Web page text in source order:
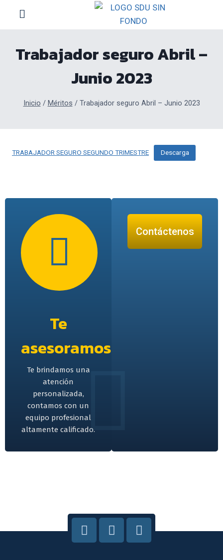
Trabajador seguro Abril –
Junio 2023
Inicio / Méritos / Trabajador seguro Abril – Junio 2023
TRABAJADOR SEGURO SEGUNDO TRIMESTRE Descarga
Te
asesoramos
Te brindamos una
atención
personalizada,
contamos con un
equipo profesional
altamente calificado.
Contáctenos